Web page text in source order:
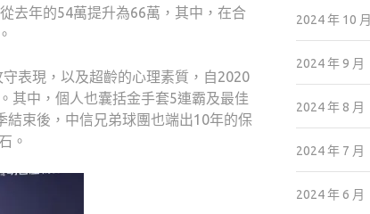
去年的54萬提升為66萬，其中，在合
表現，以及超齡的心理素質，自2020
其中，個人也囊括金手套5連霸及最佳
束後，中信兄弟球團也端出10年的保
。
2024 年 10 月
2024 年 9 月
2024 年 8 月
2024 年 7 月
2024 年 6 月